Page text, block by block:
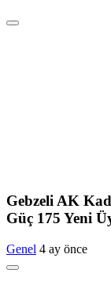
Gebzeli AK
Güç 175 Yeni
Genel 4 ay önce